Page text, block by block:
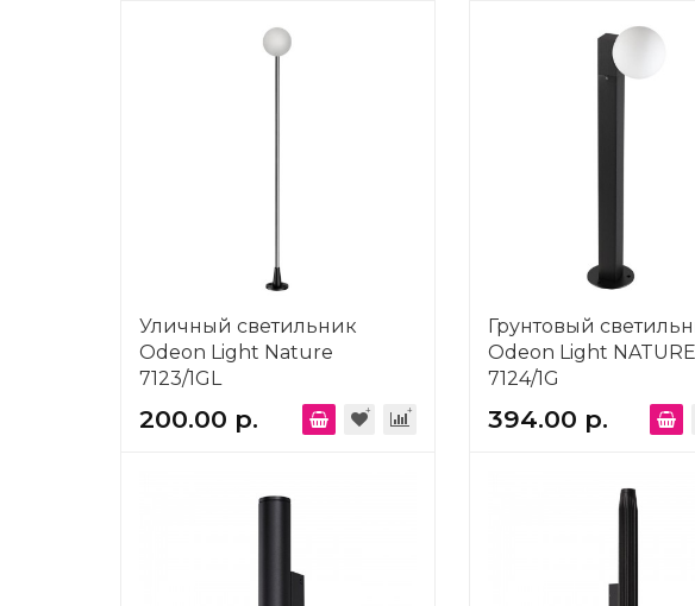
Уличный светильник
Odeon Light Nature
7123/1GL
200.00 р.
Грунтовый
Odeon Light NATURE
7124/1G
394.00 р.